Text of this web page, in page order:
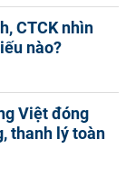
CTCK nhìn
nào?
Việt đóng
thanh lý toàn